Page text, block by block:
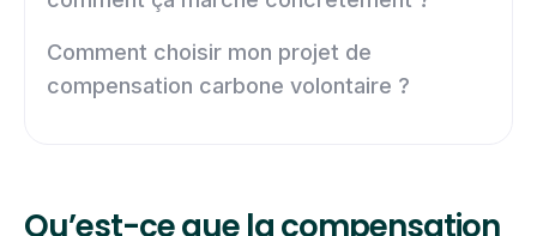
Comment choisir mon projet de
compensation carbone volontaire ?
Qu’est-ce que la compensation